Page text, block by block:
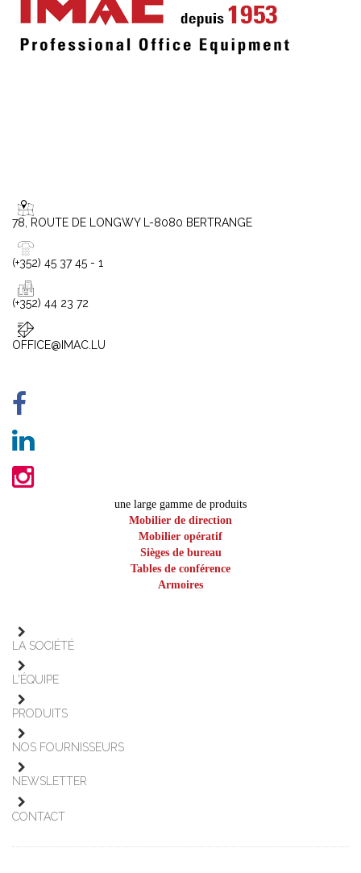
78, ROUTE DE LONGWY L-8080 BERTRANGE
(+352) 45 37 45 - 1
(+352) 44 23 72
OFFICE@IMAC.LU
une large gamme de produits
Mobilier de direction
Mobilier opératif
Sièges de bureau
Tables de conférence
Armoires
LA SOCIÉTÉ
L'ÉQUIPE
PRODUITS
NOS FOURNISSEURS
NEWSLETTER
CONTACT